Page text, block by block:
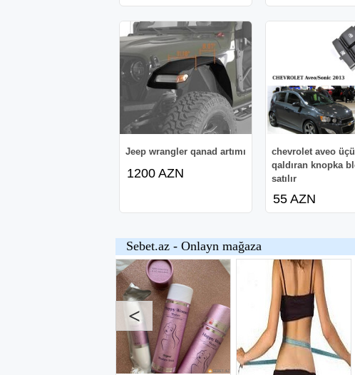
Jeep wrangler qanad artımı
1200 AZN
chevrolet aveo
qaldıran knopka
satılır
55 AZN